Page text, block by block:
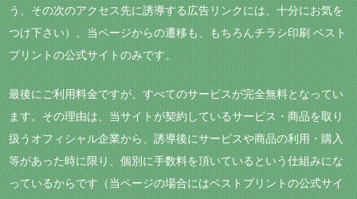
う、その次のアクセス先に誘導する広告リンクには、十分にお気を
つけ下さい）。当ページからの遷移も、もちろんチラシ印刷 ベスト
プリントの公式サイトのみです。
最後にご利用料金ですが、すべてのサービスが完全無料となってい
ます。その理由は、当サイトが契約しているサービス・商品を取り
扱うオフィシャル企業から、誘導後にサービスや商品の利用・購入
等があった時に限り、個別に手数料を頂いているという仕組みにな
っているからです（当ページの場合にはベストプリントの公式サイ